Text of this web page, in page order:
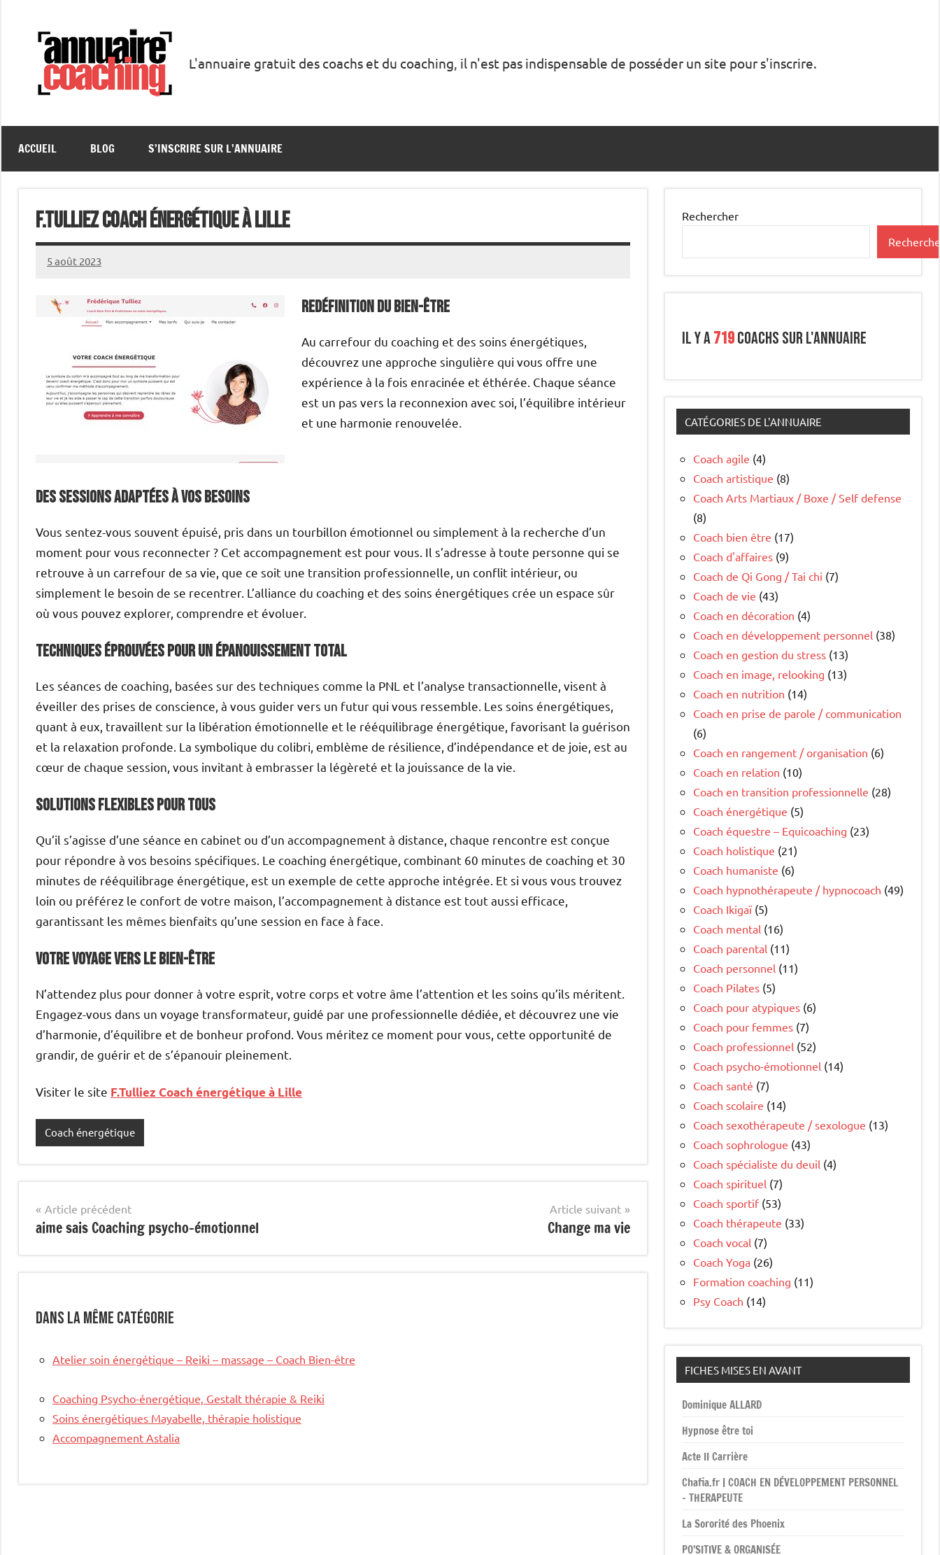
Coaching
L'annuaire gratuit des coachs et du coaching, il n'est pas indispensable de posséder un site pour s'inscrire.
ACCUEIL BLOG S’INSCRIRE SUR L’ANNUAIRE
F.Tulliez Coach énergétique à Lille
5 août 2023
annuairecoaching
redéfinition du bien-être
Au carrefour du coaching et des soins énergétiques,
découvrez une approche singulière qui vous offre une
expérience à la fois enracinée et éthérée. Chaque séance
est un pas vers la reconnexion avec soi, l’équilibre intérieur
et une harmonie renouvelée.
des sessions adaptées à vos besoins
Vous sentez-vous souvent épuisé, pris dans un tourbillon émotionnel ou simplement à la recherche d’un
moment pour vous reconnecter ? Cet accompagnement est pour vous. Il s’adresse à toute personne qui se
retrouve à un carrefour de sa vie, que ce soit une transition professionnelle, un conflit intérieur, ou
simplement le besoin de se recentrer. L’alliance du coaching et des soins énergétiques crée un espace sûr
où vous pouvez explorer, comprendre et évoluer.
techniques éprouvées pour un épanouissement total
Les séances de coaching, basées sur des techniques comme la PNL et l’analyse transactionnelle, visent à
éveiller des prises de conscience, à vous guider vers un futur qui vous ressemble. Les soins énergétiques,
quant à eux, travaillent sur la libération émotionnelle et le rééquilibrage énergétique, favorisant la guérison
et la relaxation profonde. La symbolique du colibri, emblème de résilience, d’indépendance et de joie, est au
cœur de chaque session, vous invitant à embrasser la légèreté et la jouissance de la vie.
solutions flexibles pour tous
Qu’il s’agisse d’une séance en cabinet ou d’un accompagnement à distance, chaque rencontre est conçue
pour répondre à vos besoins spécifiques. Le coaching énergétique, combinant 60 minutes de coaching et 30
minutes de rééquilibrage énergétique, est un exemple de cette approche intégrée. Et si vous vous trouvez
loin ou préférez le confort de votre maison, l’accompagnement à distance est tout aussi efficace,
garantissant les mêmes bienfaits qu’une session en face à face.
votre voyage vers le bien-être
N’attendez plus pour donner à votre esprit, votre corps et votre âme l’attention et les soins qu’ils méritent.
Engagez-vous dans un voyage transformateur, guidé par une professionnelle dédiée, et découvrez une vie
d’harmonie, d’équilibre et de bonheur profond. Vous méritez ce moment pour vous, cette opportunité de
grandir, de guérir et de s’épanouir pleinement.
Visiter le site F.Tulliez Coach énergétique à Lille
Coach énergétique
Navigation
de
l’article
Article précédent
aime sais Coaching psycho-émotionnel
Article suivant
Change ma vie
Dans la même catégorie
Atelier soin énergétique – Reiki – massage – Coach Bien-être
Coaching Psycho-énergétique, Gestalt thérapie & Reiki
Soins énergétiques Mayabelle, thérapie holistique
Accompagnement Astalia
Rechercher
Il y a719coachs sur l'annuaire
CATÉGORIES DE L'ANNUAIRE
Coach agile (4)
Coach artistique (8)
Coach Arts Martiaux / Boxe / Self defense
(8)
Coach bien être (17)
Coach d'affaires (9)
Coach de Qi Gong / Tai chi (7)
Coach de vie (43)
Coach en décoration (4)
Coach en développement personnel (38)
Coach en gestion du stress (13)
Coach en image, relooking (13)
Coach en nutrition (14)
Coach en prise de parole / communication
(6)
Coach en rangement / organisation (6)
Coach en relation (10)
Coach en transition professionnelle (28)
Coach énergétique (5)
Coach équestre – Equicoaching (23)
Coach holistique (21)
Coach humaniste (6)
Coach hypnothérapeute / hypnocoach (49)
Coach Ikigaï(5)
Coach mental (16)
Coach parental (11)
Coach personnel (11)
Coach Pilates (5)
Coach pour atypiques (6)
Coach pour femmes (7)
Coach professionnel (52)
Coach psycho-émotionnel (14)
Coach santé (7)
Coach scolaire (14)
Coach sexothérapeute / sexologue (13)
Coach sophrologue (43)
Coach spécialiste du deuil (4)
Coach spirituel (7)
Coach sportif(53)
Coach thérapeute (33)
Coach vocal (7)
Coach Yoga (26)
Formation coaching (11)
Psy Coach (14)
FICHES MISES EN AVANT
Dominique ALLARD
Hypnose être toi
Acte II Carrière
Chafia.fr | COACH EN DÉVELOPPEMENT PERSONNEL
– THERAPEUTE
La Sororité des Phoenix
PO’SITIVE & ORGANISÉE